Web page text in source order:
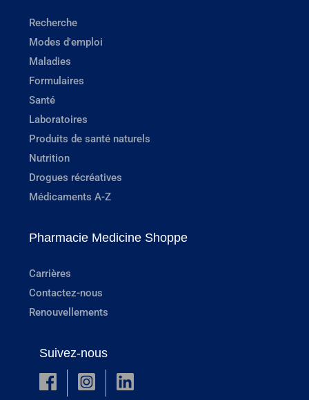
Recherche
Modes d'emploi
Maladies
Formulaires
Santé
Laboratoires
Produits de santé naturels
Nutrition
Drogues récréatives
Médicaments A-Z
Pharmacie Medicine Shoppe
Carrières
Contactez-nous
Renouvellements
Suivez-nous